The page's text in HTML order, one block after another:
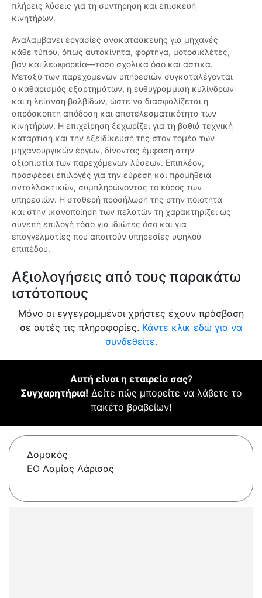
πλήρεις λύσεις για τη συντήρηση και επισκευή
κινητήρων.
Αναλαμβάνει εργασίες ανακατασκευής για μηχανές
κάθε τύπου, όπως αυτοκίνητα, φορτηγά, μοτοσικλέτες,
βαν και λεωφορεία—τόσο σχολικά όσο και αστικά.
Μεταξύ των παρεχόμενων υπηρεσιών συγκαταλέγονται
ο καθαρισμός εξαρτημάτων, η ευθυγράμμιση κυλίνδρων
και η λείανση βαλβίδων, ώστε να διασφαλίζεται η
απρόσκοπτη απόδοση και αποτελεσματικότητα των
κινητήρων. Η επιχείρηση ξεχωρίζει για τη βαθιά τεχνική
κατάρτιση και την εξειδίκευσή της στον τομέα των
μηχανουργικών έργων, δίνοντας έμφαση στην
αξιοπιστία των παρεχόμενων λύσεων. Επιπλέον,
προσφέρει επιλογές για την εύρεση και προμήθεια
ανταλλακτικών, συμπληρώνοντας το εύρος των
υπηρεσιών. Η σταθερή προσήλωσή της στην ποιότητα
και στην ικανοποίηση των πελατών τη χαρακτηρίζει ως
συνεπή επιλογή τόσο για ιδιώτες όσο και για
επαγγελματίες που απαιτούν υπηρεσίες υψηλού
επιπέδου.
Αξιολογήσεις από τους παρακάτω
ιστότοπους
Μόνο οι εγγεγραμμένοι χρήστες έχουν πρόσβαση
σε αυτές τις πληροφορίες. Κάντε κλικ εδώ για να
συνδεθείτε.
Αυτή είναι η εταιρεία σας?
Συγχαρητήρια! Δείτε πώς μπορείτε να λάβετε το
πακέτο βραβείων!
Δομοκός
ΕΟ Λαμίας Λάρισας